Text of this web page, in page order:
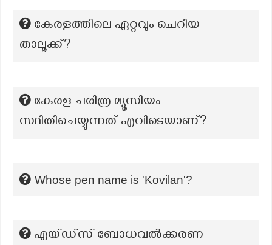
കേരളത്തിലെ ഏറ്റവും ചെറിയ
താലൂക്ക്?
കേരള ചരിത്ര മ്യൂസിയം
സ്ഥിതിചെയ്യുന്നത് എവിടെയാണ്?
Whose pen name is 'Kovilan'?
എയ്ഡ്സ് ബോധവൽക്കരണ